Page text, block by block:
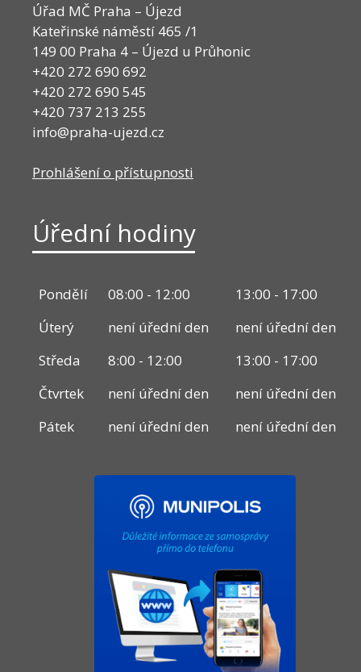
Úřad MČ Praha – Újezd
Kateřinské náměstí 465 /1
149 00 Praha 4 – Újezd u Průhonic
+420 272 690 692
+420 272 690 545
+420 737 213 255
info@praha-ujezd.cz
Prohlášení o přístupnosti
Úřední hodiny
Pondělí 08:00 - 12:00
13:00 - 17:00
Úterý
není úřední den
není úřední den
Středa
8:00 - 12:00
13:00 - 17:00
Čtvrtek
není úřední den
není úřední den
Pátek
není úřední den není úřední den